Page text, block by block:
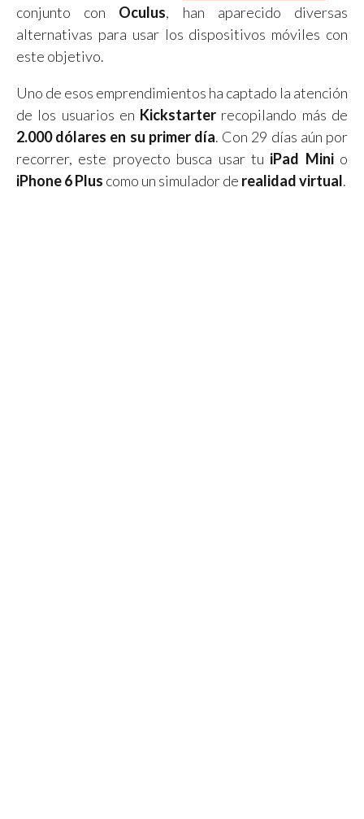
conjunto con Oculus, han aparecido diversas
alternativas para usar los dispositivos móviles con
este objetivo.
Uno de esos emprendimientos ha captado la atención
de los usuarios en Kickstarter recopilando más de
2.000 dólares en su primer día. Con 29 días aún por
recorrer, este proyecto busca usar tu iPad Minio
iPhone 6 Plus como un simulador de realidad virtual.